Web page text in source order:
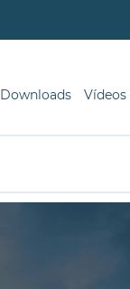
Downloads Vídeos